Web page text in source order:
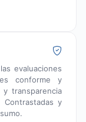
evaluaciones
conforme y
transparencia
y